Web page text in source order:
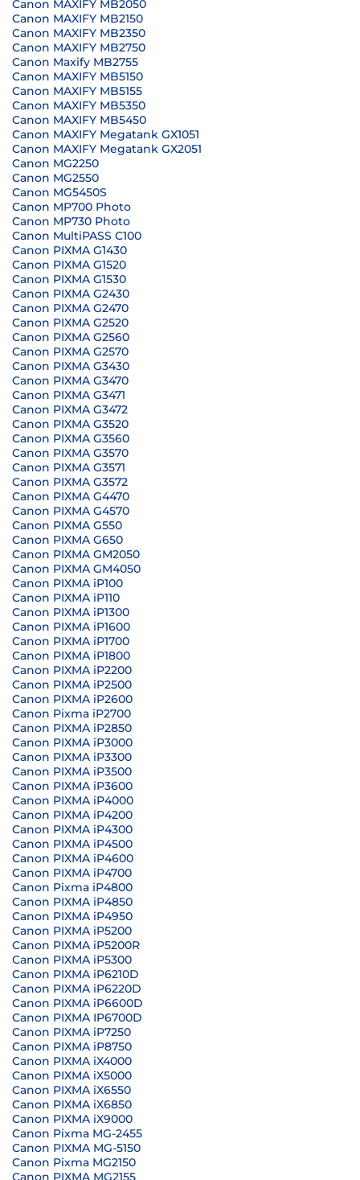
Canon MAXIFY MB2050
Canon MAXIFY MB2150
Canon MAXIFY MB2350
Canon MAXIFY MB2750
Canon Maxify MB2755
Canon MAXIFY MB5150
Canon MAXIFY MB5155
Canon MAXIFY MB5350
Canon MAXIFY MB5450
Canon MAXIFY Megatank GX1051
Canon MAXIFY Megatank GX2051
Canon MG2250
Canon MG2550
Canon MG5450S
Canon MP700 Photo
Canon MP730 Photo
Canon MultiPASS C100
Canon PIXMA G1430
Canon PIXMA G1520
Canon PIXMA G1530
Canon PIXMA G2430
Canon PIXMA G2470
Canon PIXMA G2520
Canon PIXMA G2560
Canon PIXMA G2570
Canon PIXMA G3430
Canon PIXMA G3470
Canon PIXMA G3471
Canon PIXMA G3472
Canon PIXMA G3520
Canon PIXMA G3560
Canon PIXMA G3570
Canon PIXMA G3571
Canon PIXMA G3572
Canon PIXMA G4470
Canon PIXMA G4570
Canon PIXMA G550
Canon PIXMA G650
Canon PIXMA GM2050
Canon PIXMA GM4050
Canon PIXMA iP100
Canon PIXMA iP110
Canon PIXMA iP1300
Canon PIXMA iP1600
Canon PIXMA iP1700
Canon PIXMA iP1800
Canon PIXMA iP2200
Canon PIXMA iP2500
Canon PIXMA iP2600
Canon Pixma iP2700
Canon PIXMA iP2850
Canon PIXMA iP3000
Canon PIXMA iP3300
Canon PIXMA iP3500
Canon PIXMA iP3600
Canon PIXMA iP4000
Canon PIXMA iP4200
Canon PIXMA iP4300
Canon PIXMA iP4500
Canon PIXMA iP4600
Canon PIXMA iP4700
Canon Pixma iP4800
Canon PIXMA iP4850
Canon PIXMA iP4950
Canon PIXMA iP5200
Canon PIXMA iP5200R
Canon PIXMA iP5300
Canon PIXMA iP6210D
Canon PIXMA iP6220D
Canon PIXMA iP6600D
Canon PIXMA IP6700D
Canon PIXMA iP7250
Canon PIXMA iP8750
Canon PIXMA iX4000
Canon PIXMA iX5000
Canon PIXMA iX6550
Canon PIXMA iX6850
Canon PIXMA iX9000
Canon Pixma MG-2455
Canon PIXMA MG-5150
Canon Pixma MG2150
Canon PIXMA MG2155